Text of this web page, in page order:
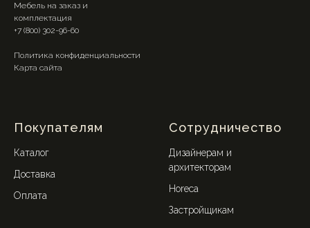
Мебель на заказ и
комплектация
+7 (800) 302-96-60
Политика конфиденциальности
Карта сайта
Покупателям
Каталог
Доставка
Оплата
Сотрудничество
Дизайнерам и
архитекторам
Horeca
Застройщикам